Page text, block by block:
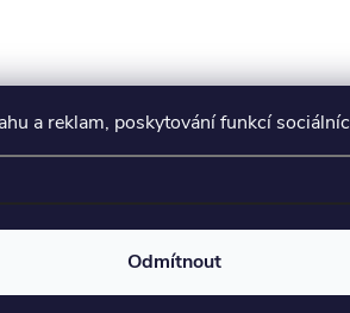
a reklam, poskytování funkcí
Odmítnout